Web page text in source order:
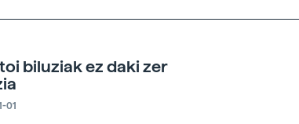
biluziak ez daki zer
01